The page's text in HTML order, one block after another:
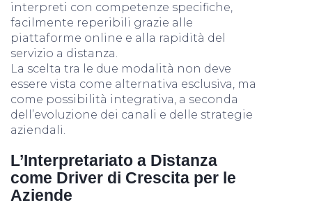
interpreti con competenze specifiche,
facilmente reperibili grazie alle
piattaforme online e alla rapidità del
servizio a distanza.
La scelta tra le due modalità non deve
essere vista come alternativa esclusiva, ma
come possibilità integrativa, a seconda
dell’evoluzione dei canali e delle strategie
aziendali.
L’Interpretariato a Distanza
come Driver di Crescita per le
Aziende